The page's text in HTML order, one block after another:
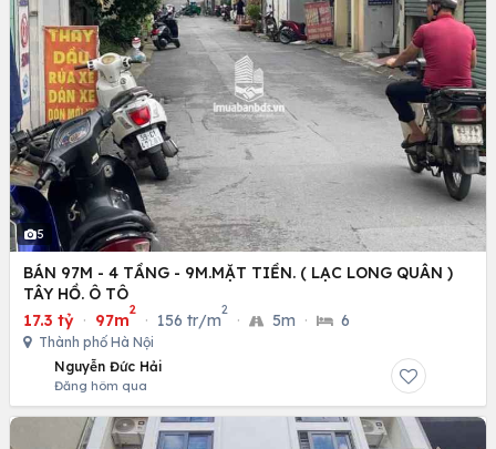
5
BÁN 97M - 4 TẦNG - 9M.MẶT TIỀN. ( LẠC LONG QUÂN )
TÂY HỒ. Ô TÔ
17.3 tỷ · 97m
2
· 156 tr/m
2
· 5m · 6
Thành phố Hà Nội
Nguyễn Đức Hải
Đăng hôm qua